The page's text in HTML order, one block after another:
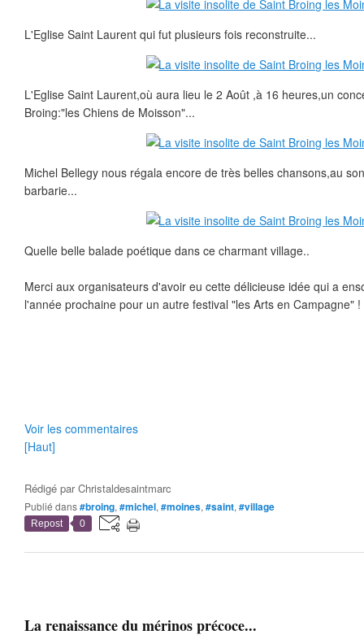
L'Eglise Saint Laurent qui fut plusieurs fois reconstruite...
L'Eglise Saint Laurent,où aura lieu le 2 Août ,à 16 heures,un
Broing:"les Chiens de Moisson"...
Michel Bellegy nous régala encore de très belles chansons,au
barbarie...
Quelle belle balade poétique dans ce charmant village..
Merci aux organisateurs d'avoir eu cette délicieuse idée qui a
l'année prochaine pour un autre festival "les Arts en Campagne" !
Voir les commentaires
[Haut]
Rédigé parChristaldesaintmarc
Publié dans#broing, #michel, #moines, #saint, #village
Repost 0
La renaissance du mérinos précoce...